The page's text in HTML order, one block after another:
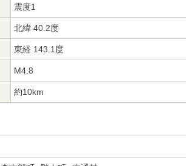
震度1
北緯 40.2度
東経 143.1度
M4.8
約10km